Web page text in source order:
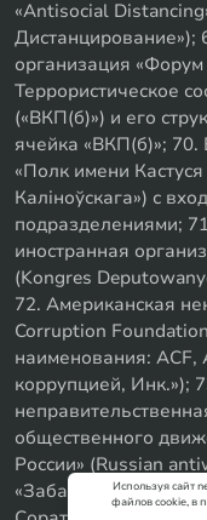
«Antisocial
Дистанцирование»);
организация
Террористическое
(«ВКП(б)») и его
ячейка «ВКП(б)»;
«Полк имени
Калiноўскага») с
подразделениями;
иностранная
(Kongres
72. Американская
Corruption
наименования:
коррупцией, Инк.»);
общественного
России» (Russian
«Забайкальское
Используя сайт
файлов cookie, в